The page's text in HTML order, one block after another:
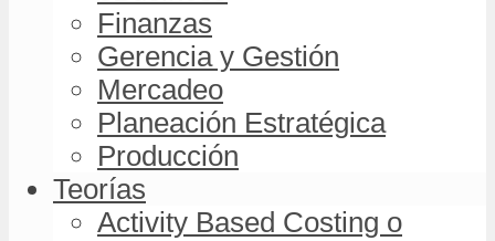
Finanzas
Gerencia y Gestión
Mercadeo
Planeación Estratégica
Producción
Teorías
Activity Based Costing o